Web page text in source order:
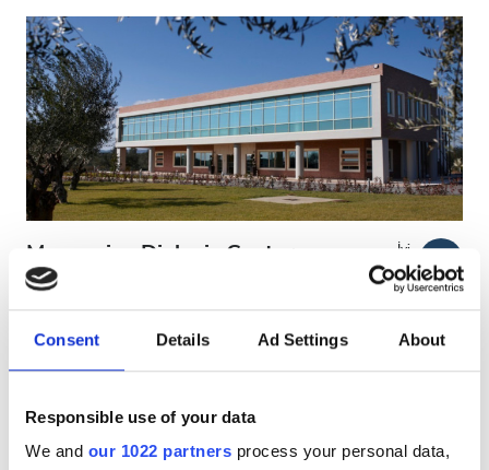
Consent Details Ad Settings About
Responsible use of your data
We and our 1022 partners process your personal data,
Mesogeios Dialysis Center
Messini
Kalamata, Greece
Şehir merkezine 10.99 km
İyi
1 Yorum
7
EHIC Kapsamında GHIC Kapsamında
Tedavi başına